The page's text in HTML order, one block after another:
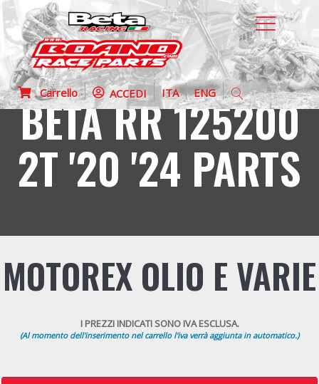
Carrello ACCEDI ITA ENG
BETA RR 125200
2T '20 '24 PARTS
MOTOREX OLIO E VARIE
I PREZZI INDICATI SONO IVA ESCLUSA.
(Al momento dell'inserimento nel carrello l'iva verrà aggiunta in automatico.)